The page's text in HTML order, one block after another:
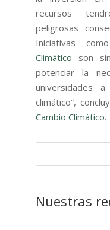
recursos
peligrosas
Iniciativas
Climático son
potenciar la
universidades
climático”,
Cambio Climático.
Nuestras